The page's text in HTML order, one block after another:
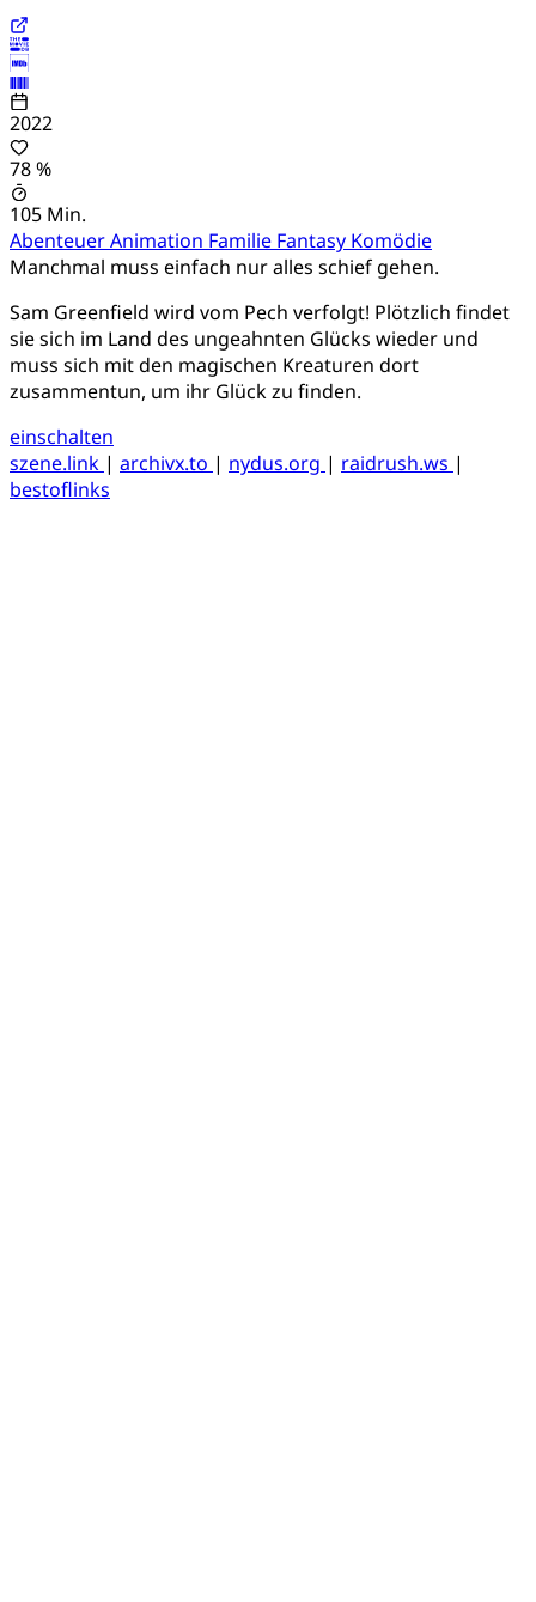
2022
78 %
105 Min.
AbenteuerAnimation Familie Fantasy Komödie
Manchmal muss einfach nur alles schief gehen.
Sam Greenfield wird vom Pech verfolgt! Plötzlich findet
sie sich im Land des ungeahnten Glücks wieder und
muss sich mit den magischen Kreaturen dort
zusammentun, um ihr Glück zu finden.
einschalten
szene.link | archivx.to | nydus.org | raidrush.ws |
bestoflinks